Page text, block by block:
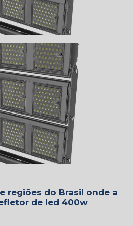
regiões do Brasil onde a
de led 400w